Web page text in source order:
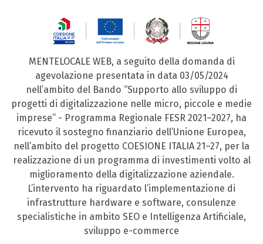
MENTELOCALE WEB, a seguito della domanda di
agevolazione presentata in data 03/05/2024
nell’ambito del Bando “Supporto allo sviluppo di
progetti di digitalizzazione nelle micro, piccole e medie
imprese” - Programma Regionale FESR 2021–2027, ha
ricevuto il sostegno finanziario dell’Unione Europea,
nell’ambito del progetto COESIONE ITALIA 21–27, per la
realizzazione di un programma di investimenti volto al
miglioramento della digitalizzazione aziendale.
L’intervento ha riguardato l’implementazione di
infrastrutture hardware e software, consulenze
specialistiche in ambito SEO e Intelligenza Artificiale,
sviluppo e-commerce